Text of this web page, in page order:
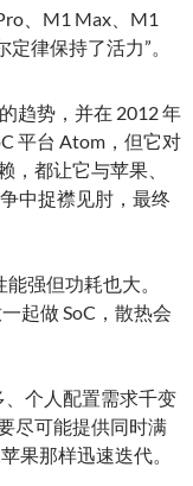
、M1 Max、M1
律保持了活力”。
趋势，并在 2012 年
平台 Atom，但它对
，都让它与苹果、
中捉襟见肘，最终
强但功耗也大。
起做 SoC，散热会
个人配置需求千变
尽可能提供同时满
果那样迅速迭代。